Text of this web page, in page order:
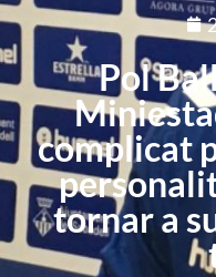
Pol
complicat
tornar a